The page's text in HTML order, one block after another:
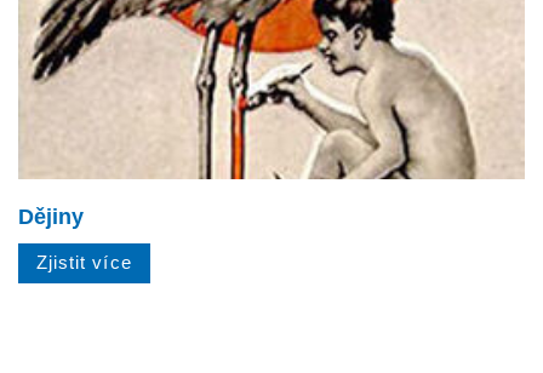
Dějiny
Zjistit více